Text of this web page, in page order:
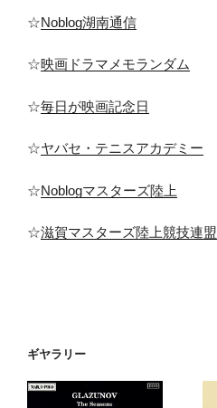
☆Noblog湖南通信
☆映画ドラマメモランダム
☆毎日が映画記念日
☆ヤバセ・テニスアカデミー
☆Noblogマスターズ陸上
☆滋賀マスターズ陸上競技連盟
ギヤラリー